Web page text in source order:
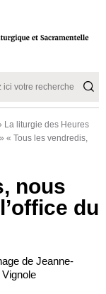
La liturgie des Heures
» « Tous les vendredis,
nous
du
de Jeanne-